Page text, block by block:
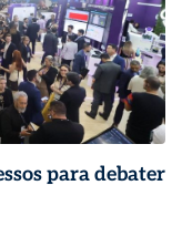
para debater